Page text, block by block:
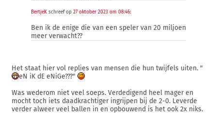
BertjeK schreef op 27 oktober 2023 om 08:46:
Ben ik de enige die van een speler van 20 miljoen
meer verwacht??
Het staat hier vol replies van mensen die hun twijfels uiten. "
eN iK dE eNiGe???"
Was wederom niet veel soeps. Verdedigend heel mager en
mocht toch iets daadkrachtiger ingrijpen bij de 2-0. Leverde
verder alweer veel ballen in en opbouwend is het ook 2x niks.